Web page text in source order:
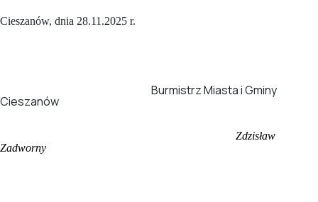
Cieszanów, dnia 28.11.2025 r.
Burmistrz Miasta i Gminy
Cieszanów
Zdzisław
Zadworny